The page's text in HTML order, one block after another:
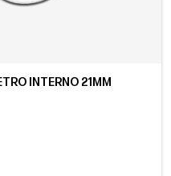
INTERNO 21MM